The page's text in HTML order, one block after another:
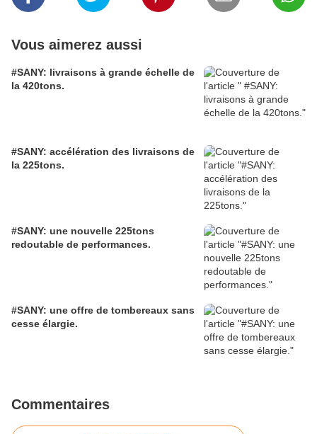
Vous aimerez aussi
#SANY: livraisons à grande échelle de
la 420tons.
#SANY: accélération des livraisons de
la 225tons.
#SANY: une nouvelle 225tons
redoutable de performances.
#SANY: une offre de tombereaux sans
cesse élargie.
Commentaires